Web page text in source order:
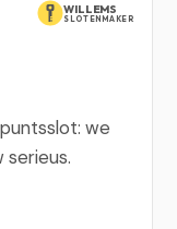
WILLEMS
SLOTENMAKER
we
serieus.